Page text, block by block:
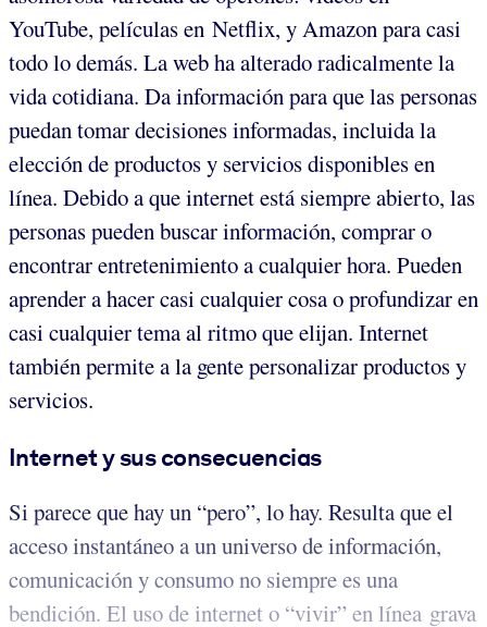
YouTube, películas en Netflix, y Amazon para casi
todo lo demás. La web ha alterado radicalmente la
vida cotidiana. Da información para que las personas
puedan tomar decisiones informadas, incluida la
elección de productos y servicios disponibles en
línea. Debido a que internet está siempre abierto, las
personas pueden buscar información, comprar o
encontrar entretenimiento a cualquier hora. Pueden
aprender a hacer casi cualquier cosa o profundizar en
casi cualquier tema al ritmo que elijan. Internet
también permite a la gente personalizar productos y
servicios.
Internet y sus consecuencias
Si parece que hay un “pero”, lo hay. Resulta que el
acceso instantáneo a un universo de información,
comunicación y consumo no siempre es una
bendición. El uso de internet o “vivir” en línea grava